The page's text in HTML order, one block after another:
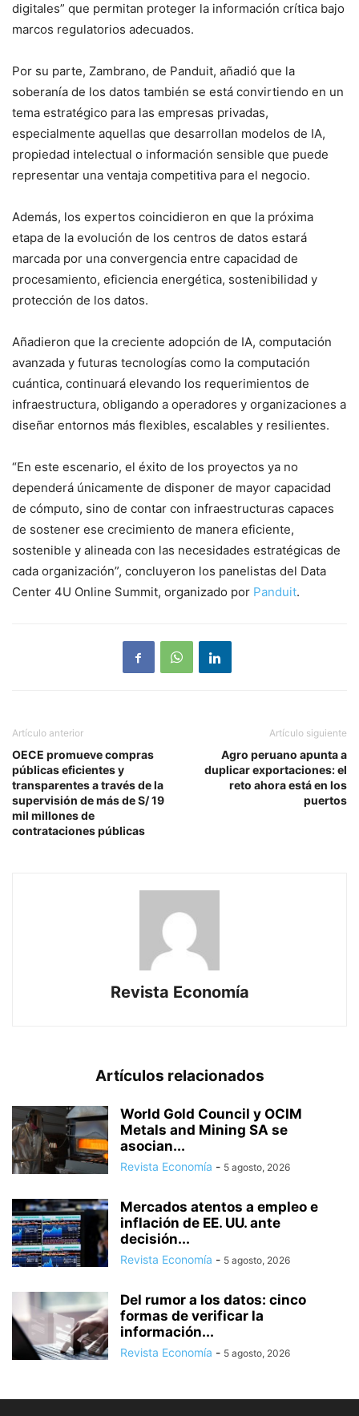
digitales” que permitan proteger la información crítica bajo
marcos regulatorios adecuados.
Por su parte, Zambrano, de Panduit, añadió que la
soberanía de los datos también se está convirtiendo en un
tema estratégico para las empresas privadas,
especialmente aquellas que desarrollan modelos de IA,
propiedad intelectual o información sensible que puede
representar una ventaja competitiva para el negocio.
Además, los expertos coincidieron en que la próxima
etapa de la evolución de los centros de datos estará
marcada por una convergencia entre capacidad de
procesamiento, eficiencia energética, sostenibilidad y
protección de los datos.
Añadieron que la creciente adopción de IA, computación
avanzada y futuras tecnologías como la computación
cuántica, continuará elevando los requerimientos de
infraestructura, obligando a operadores y organizaciones a
diseñar entornos más flexibles, escalables y resilientes.
“En este escenario, el éxito de los proyectos ya no
dependerá únicamente de disponer de mayor capacidad
de cómputo, sino de contar con infraestructuras capaces
de sostener ese crecimiento de manera eficiente,
sostenible y alineada con las necesidades estratégicas de
cada organización”, concluyeron los panelistas del Data
Center 4U Online Summit, organizado por Panduit.
Artículo anterior
OECE promueve compras
públicas eficientes y
transparentes a través de la
supervisión de más de S/ 19
mil millones de
contrataciones públicas
Artículo siguiente
Agro peruano apunta a
duplicar exportaciones: el
reto ahora está en los
puertos
Revista Economía
Artículos relacionados
World Gold Council y OCIM
Metals and Mining SA se
asocian...
Revista Economía - 5 agosto, 2026
Mercados atentos a empleo e
inflación de EE. UU. ante
decisión...
Revista Economía - 5 agosto, 2026
Del rumor a los datos: cinco
formas de verificar la
información...
Revista Economía - 5 agosto, 2026